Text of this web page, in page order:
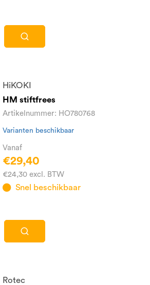
HiKOKI
HM stiftfrees
Artikelnummer: HO780768
Varianten beschikbaar
Vanaf
€29,40
€24,30 excl. BTW
Snel beschikbaar
Rotec